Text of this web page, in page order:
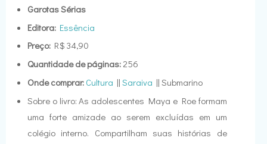
Garotas Sérias
Editora: Essência
Preço: R$ 34,90
Quantidade de páginas: 256
Onde comprar: Cultura || Saraiva || Submarino
Sobre o livro: As adolescentes Maya e Roe formam
uma forte amizade ao serem excluídas em um
colégio interno. Compartilham suas histórias de